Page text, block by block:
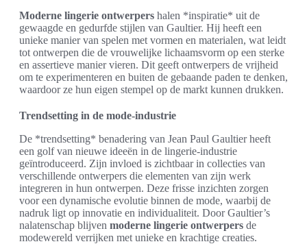
Moderne lingerie ontwerpers halen *inspiratie* uit de
gewaagde en gedurfde stijlen van Gaultier. Hij heeft een
unieke manier van spelen met vormen en materialen, wat leidt
tot ontwerpen die de vrouwelijke lichaamsvorm op een sterke
en assertieve manier vieren. Dit geeft ontwerpers de vrijheid
om te experimenteren en buiten de gebaande paden te denken,
waardoor ze hun eigen stempel op de markt kunnen drukken.
Trendsetting in de mode-industrie
De *trendsetting* benadering van Jean Paul Gaultier heeft
een golf van nieuwe ideeën in de lingerie-industrie
geïntroduceerd. Zijn invloed is zichtbaar in collecties van
verschillende ontwerpers die elementen van zijn werk
integreren in hun ontwerpen. Deze frisse inzichten zorgen
voor een dynamische evolutie binnen de mode, waarbij de
nadruk ligt op innovatie en individualiteit. Door Gaultier’s
nalatenschap blijven moderne lingerie ontwerpers de
modewereld verrijken met unieke en krachtige creaties.